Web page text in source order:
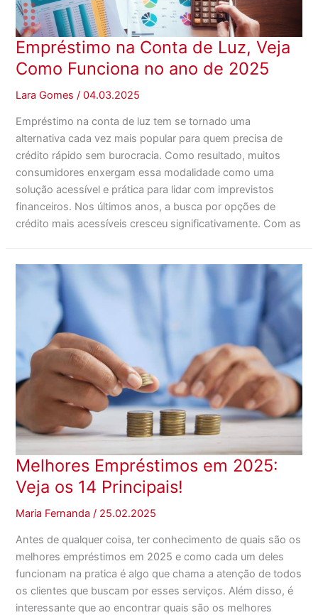
Empréstimo na Conta de Luz, Veja
Como Funciona no ano de 2025
Lara Gomes/04.03.2025
Empréstimo na conta de luz tem se tornado uma
alternativa cada vez mais popular para quem precisa de
crédito rápido sem burocracia. Como resultado, muitos
consumidores enxergam essa modalidade como uma
solução acessível e prática para lidar com imprevistos
financeiros. Nos últimos anos, a busca por opções de
crédito mais acessíveis cresceu significativamente. Com as
Melhores Empréstimos em 2025:
Veja os 14 Principais!
Maria Fernanda / 25.02.2025
Antes de qualquer coisa, ter conhecimento de quais são os
melhores empréstimos em 2025 e como cada um deles
funcionam na pratica é algo que chama a atenção de todos
os clientes que buscam por esses serviços. Além disso, é
interessante que ao encontrar quais são os melhores